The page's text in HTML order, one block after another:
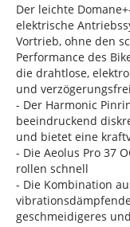
Der leichte
elektrische
Vortrieb, ohne den
Performance des
die drahtlose,
und
- Der Harmonic
beeindruckend
und bietet eine
- Die Aeolus Pro 37
rollen schnell
- Die Kombination
geschmeidigeres